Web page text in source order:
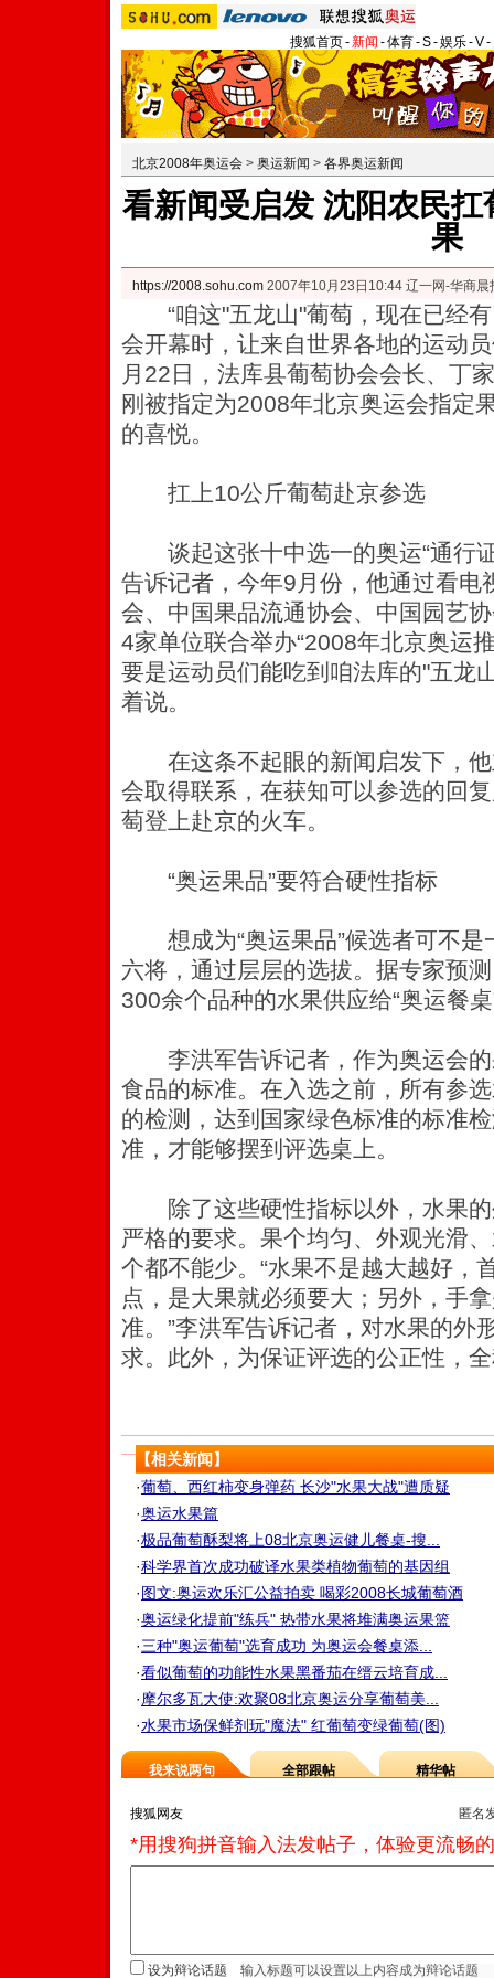
搜狐首页-新闻 -体育-S-娱乐-V-
北京2008年奥运会 > 奥运新闻 > 各界奥运新闻
看新闻受启发 沈阳农民
果
https://2008.sohu.com 2007年10月23日10:44 辽一网-华商晨
“咱这"五龙山"葡萄，现在已经有
会开幕时，让来自世界各地的运动
月22日，法库县葡萄协会会长、丁
刚被指定为2008年北京奥运会指定
的喜悦。
扛上10公斤葡萄赴京参选
谈起这张十中选一的奥运“通行
告诉记者，今年9月份，他通过看电
会、中国果品流通协会、中国园艺
4家单位联合举办“2008年北京奥运
要是运动员们能吃到咱法库的"五龙
着说。
在这条不起眼的新闻启发下，他
会取得联系，在获知可以参选的回
萄登上赴京的火车。
“奥运果品”要符合硬性指标
想成为“奥运果品”候选者可不是
六将，通过层层的选拔。据专家预
300余个品种的水果供应给“奥运餐桌
李洪军告诉记者，作为奥运会的
食品的标准。在入选之前，所有参
的检测，达到国家绿色标准的标准
准，才能够摆到评选桌上。
除了这些硬性指标以外，水果的
严格的要求。果个均匀、外观光滑
个都不能少。“水果不是越大越好，
点，是大果就必须要大；另外，手
准。”李洪军告诉记者，对水果的外
求。此外，为保证评选的公正性，
【相关新闻】
·葡萄、西红柿变身弹药 长沙"水果大战"遭质疑
·奥运水果篇
·极品葡萄酥梨将上08北京奥运健儿餐桌-搜...
·科学界首次成功破译水果类植物葡萄的基因组
·图文:奥运欢乐汇公益拍卖 喝彩2008长城葡萄酒
·奥运绿化提前"练兵" 热带水果将堆满奥运果篮
·三种"奥运葡萄"选育成功 为奥运会餐桌添...
·看似葡萄的功能性水果黑番茄在缙云培育成...
·摩尔多瓦大使:欢聚08北京奥运分享葡萄美...
·水果市场保鲜剂玩"魔法" 红葡萄变绿葡萄(图)
我来说两句 全部跟帖 精华帖
匿名
*用搜狗拼音输入法发帖子，体验更流畅
设为辩论话题